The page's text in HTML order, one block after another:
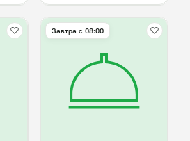
Завтра c 08:00